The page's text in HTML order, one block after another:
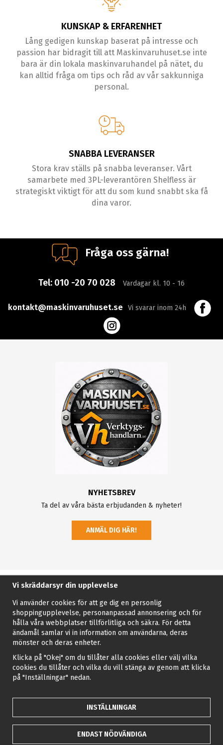
KUNSKAP & ERFARENHET
Lång gedigen kunskap baserat på intresse och
passion har bidragit till att Maskinvaruhuset.se inte
bara är din lokala maskinvaruhandel på nätet, du
kan alltid fråga om tips och råd av vår sakkunniga
personal.
SNABBA LEVERANSER
Stora krav ställs på snabba leveranser. Vårt
samarbete med 3PL-leverantören Shelfless är
strategiskt viktigt för att du som kund snabbt ska få
dina varor.
Fråga oss gärna!
Tel: 010 -20 70 028 Vardagar kl. 10 - 16
kontakt@maskinvaruhuset.se Vi svarar inom 24h
NYHETSBREV
Ta del av våra bästa erbjudanden & nyheter!
ANMÄL DIG HÄR!
Vi skräddarsyr din upplevelse
Vi använder cookies för att ge dig en personlig
shoppingupplevelse, personanpassad annonsering och för
hålla våra webbplatser tillförlitliga och säkra. För detta
ändamål samlar vi in information om användarna, deras
mönster och deras enheter.
Klicka på "Okej" om du tillåter alla cookies eller välj vilka
cookies du tillåter och vilka du vill stänga av genom att klicka
på "Inställningar" nedan.
INSTÄLLNINGAR
ENDAST NÖDVÄNDIGA